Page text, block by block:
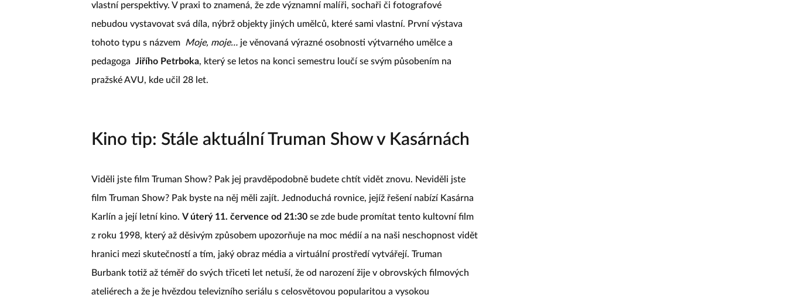
vlastní perspektivy. V praxi to znamená, že zde významní malíři, sochaři či fotografové
nebudou vystavovat svá díla, nýbrž objekty jiných umělců, které sami vlastní. První výstava
tohoto typu s názvem Moje, moje… je věnovaná výrazné osobnosti výtvarného umělce a
pedagoga Jiřího Petrboka, který se letos na konci semestru loučí se svým působením na
pražské AVU, kde učil 28 let.
Kino tip: Stále aktuální Truman Show v Kasárnách
Viděli jste film Truman Show? Pak jej pravděpodobně budete chtít vidět znovu. Neviděli jste
film Truman Show? Pak byste na něj měli zajít. Jednoduchá rovnice, jejíž řešení nabízí Kasárna
Karlín a její letní kino. V úterý 11. července od 21:30 se zde bude promítat tento kultovní film
z roku 1998, který až děsivým způsobem upozorňuje na moc médií a na naši neschopnost vidět
hranici mezi skutečností a tím, jaký obraz média a virtuální prostředí vytvářejí. Truman
Burbank totiž až téměř do svých třiceti let netuší, že od narození žije v obrovských filmových
ateliérech a že je hvězdou televizního seriálu s celosvětovou popularitou a vysokou